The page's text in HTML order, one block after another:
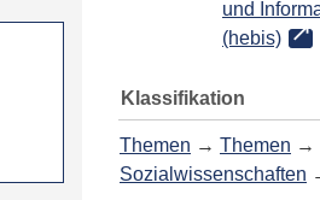
und
(hebis)
Klassifikation
Themen → Themen →
Sozialwissenschaften